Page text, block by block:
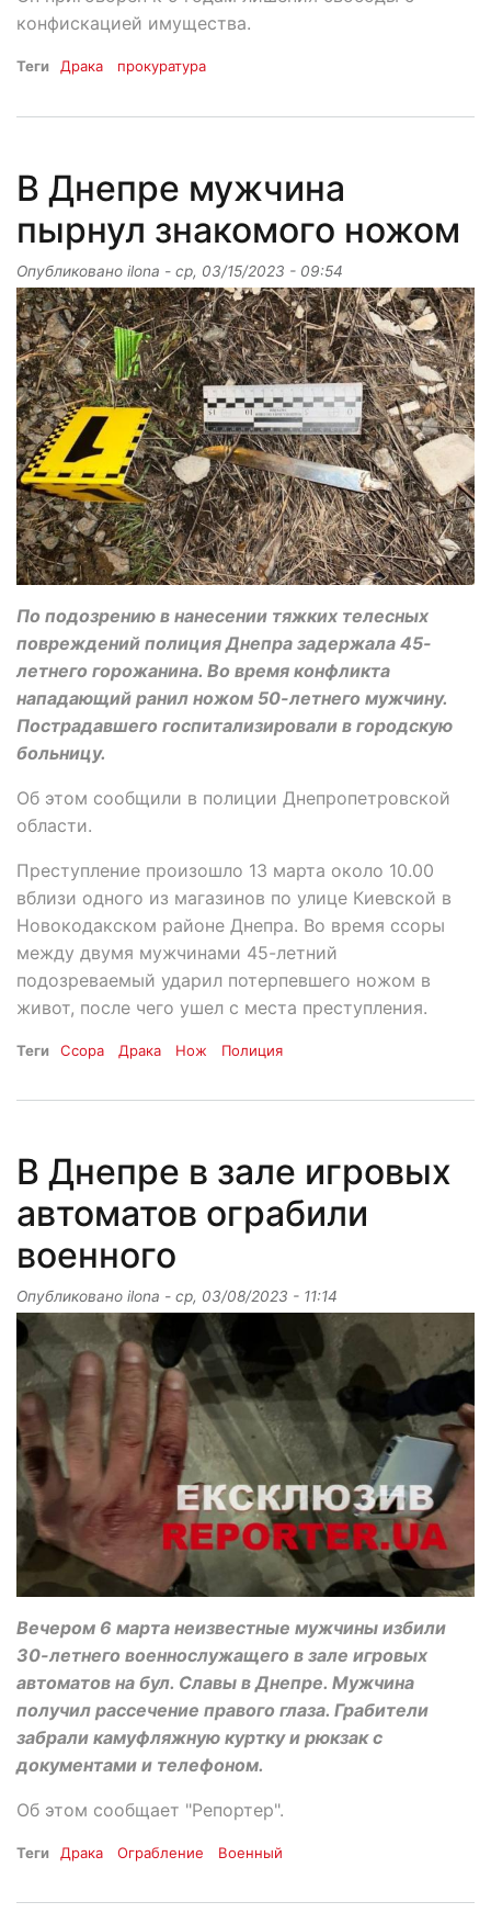
конфискацией имущества.
Теги Драка прокуратура
В Днепре мужчина
пырнул знакомого ножом
Опубликовано ilona - ср, 03/15/2023 - 09:54
По подозрению в нанесении тяжких телесных
повреждений полиция Днепра задержала 45-
летнего горожанина. Во время конфликта
нападающий ранил ножом 50-летнего мужчину.
Пострадавшего госпитализировали в городскую
больницу.
Об этом сообщили в полиции Днепропетровской
области.
Преступление произошло 13 марта около 10.00
вблизи одного из магазинов по улице Киевской в
Новокодакском районе Днепра. Во время ссоры
между двумя мужчинами 45-летний
подозреваемый ударил потерпевшего ножом в
живот, после чего ушел с места преступления.
Теги Ссора Драка Нож Полиция
В Днепре в зале игровых
автоматов ограбили
военного
Опубликовано ilona - ср, 03/08/2023 - 11:14
Вечером 6 марта неизвестные мужчины избили
30-летнего военнослужащего в зале игровых
автоматов на бул. Славы в Днепре. Мужчина
получил рассечение правого глаза. Грабители
забрали камуфляжную куртку и рюкзак с
документами и телефоном.
Об этом сообщает "Репортер".
Теги Драка Ограбление Военный